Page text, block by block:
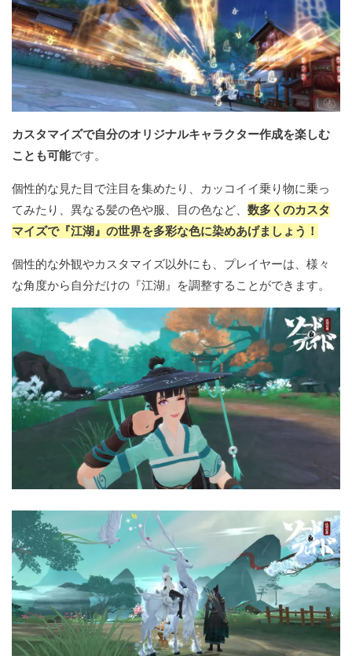
カスタマイズで自分のオリジナルキャラクター作成を楽しむ
ことも可能です。
個性的な見た目で注目を集めたり、カッコイイ乗り物に乗っ
てみたり、異なる髪の色や服、目の色など、 数多くのカスタ
マイズで『江湖』の世界を多彩な色に染めあげましょう！
個性的な外観やカスタマイズ以外にも、プレイヤーは、様々
な角度から自分だけの『江湖』を調整することができます。